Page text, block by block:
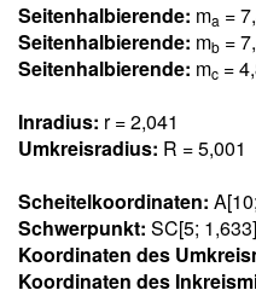
Seitenhalbierende: ma =
Seitenhalbierende: mb =
Seitenhalbierende: mc =
Inradius: r = 2,041
Umkreisradius: R = 5,001
Scheitelkoordinaten:
Schwerpunkt: SC[5; 1,633]
Koordinaten des
Koordinaten des